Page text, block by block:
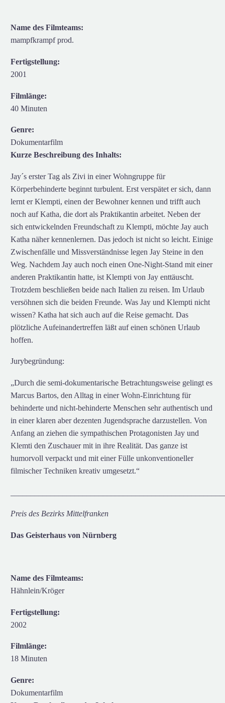
Name des Filmteams:
mampfkrampf prod.
Fertigstellung:
2001
Filmlänge:
40 Minuten
Genre:
Dokumentarfilm
Kurze Beschreibung des Inhalts:
Jay´s erster Tag als Zivi in einer Wohngruppe für
Körperbehinderte beginnt turbulent. Erst verspätet er sich, dann
lernt er Klempti, einen der Bewohner kennen und trifft auch
noch auf Katha, die dort als Praktikantin arbeitet. Neben der
sich entwickelnden Freundschaft zu Klempti, möchte Jay auch
Katha näher kennenlernen. Das jedoch ist nicht so leicht. Einige
Zwischenfälle und Missverständnisse legen Jay Steine in den
Weg. Nachdem Jay auch noch einen One-Night-Stand mit einer
anderen Praktikantin hatte, ist Klempti von Jay enttäuscht.
Trotzdem beschließen beide nach Italien zu reisen. Im Urlaub
versöhnen sich die beiden Freunde. Was Jay und Klempti nicht
wissen? Katha hat sich auch auf die Reise gemacht. Das
plötzliche Aufeinandertreffen läßt auf einen schönen Urlaub
hoffen.
Jurybegründung:
„Durch die semi-dokumentarische Betrachtungsweise gelingt es
Marcus Bartos, den Alltag in einer Wohn-Einrichtung für
behinderte und nicht-behinderte Menschen sehr authentisch und
in einer klaren aber dezenten Jugendsprache darzustellen. Von
Anfang an ziehen die sympathischen Protagonisten Jay und
Klemti den Zuschauer mit in ihre Realität. Das ganze ist
humorvoll verpackt und mit einer Fülle unkonventioneller
filmischer Techniken kreativ umgesetzt.“
Preis des Bezirks Mittelfranken
Das Geisterhaus von Nürnberg
Name des Filmteams:
Hähnlein/Kröger
Fertigstellung:
2002
Filmlänge:
18 Minuten
Genre:
Dokumentarfilm